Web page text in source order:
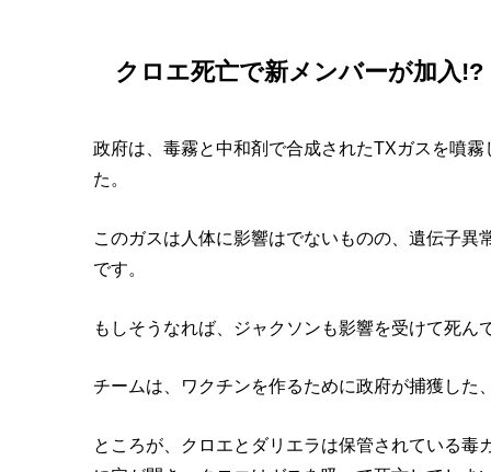
クロエ死亡で新メンバーが加入!?
政府は、毒霧と中和剤で合成されたTXガスを噴
た。
このガスは人体に影響はでないものの、遺伝子
です。
もしそうなれば、ジャクソンも影響を受けて死ん
チームは、ワクチンを作るために政府が捕獲した
ところが、クロエとダリエラは保管されている